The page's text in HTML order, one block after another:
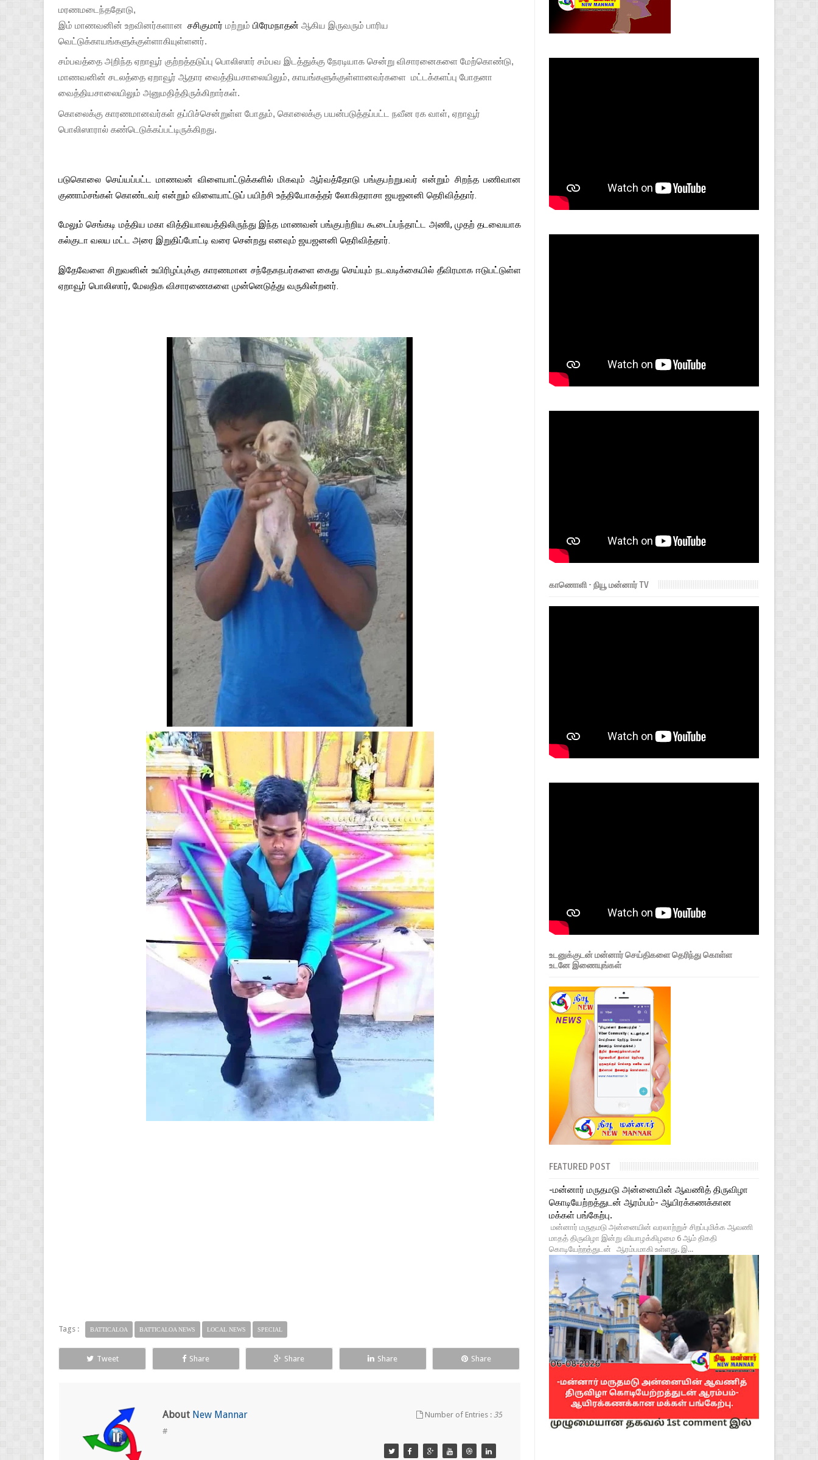
மரணமடைந்ததோடு,
இம் மாணவனின் உறவினர்களான சசிகுமார் மற்றும் பிரேமநாதன் ஆகிய இருவரும் பாரிய
வெட்டுக்காயங்களுக்குள்ளாகியுள்ளனர்.
சம்பவத்தை அறிந்த ஏறாவூர் குற்றத்தடுப்பு பொலிஸார் சம்பவ இடத்துக்கு நேரடியாக சென்று விசாரனைகளை மேற்கொண்டு,
மாணவனின் சடலத்தை ஏறாவூர் ஆதார வைத்தியசாலையிலும், காயங்களுக்குள்ளானவர்களை  மட்டக்களப்பு போதனா
வைத்தியசாலையிலும் அனுமதித்திருக்கிறார்கள்.
கொலைக்கு காரணமானவர்கள் தப்பிச்சென்றுள்ள போதும், கொலைக்கு பயன்படுத்தப்பட்ட நவீன ரக வாள், ஏறாவூர்
பொலிஸாரால் கண்டெடுக்கப்பட்டிருக்கிறது.
படுகொலை செய்யப்பட்ட மாணவன் விளையாட்டுக்களில் மிகவும் ஆர்வத்தோடு பங்குபற்றுபவர் என்றும் சிறந்த பணிவான
குணாம்சங்கள் கொண்டவர் என்றும் விளையாட்டுப் பயிற்சி உத்தியோகத்தர் லோகிதராசா ஜயஜனனி தெரிவித்தார்.
மேலும் செங்கடி மத்திய மகா வித்தியாலயத்திலிருந்து இந்த மாணவன் பங்குபற்றிய கூடைப்பந்தாட்ட அணி, முதற் தடவையாக
கல்குடா வலய மட்ட அரை இறுதிப்போட்டி வரை சென்றது எனவும் ஜயஜனனி தெரிவித்தார்.
இதேவேளை சிறுவனின் உயிரிழப்புக்கு காரணமான சந்தேகநபர்களை கைது செய்யும் நடவடிக்கையில் தீவிரமாக ஈடுபட்டுள்ள
ஏறாவூர் பொலிஸார், மேலதிக விசாரணைகளை முன்னெடுத்து வருகின்றனர்.
Tags : BATTICALOA BATTICALOA NEWS LOCAL NEWS SPECIAL
Tweet Share Share Share Share
About New Mannar Number of Entries : 35
#
காணொளி - நியூ மன்னார் TV
உடனுக்குடன் மன்னார் செய்திகளை தெரிந்து கொள்ள
உடனே இணையுங்கள்
FEATURED POST
-மன்னார் மருதமடு அன்னையின் ஆவணித் திருவிழா
கொடியேற்றத்துடன் ஆரம்பம்- ஆயிரக்கணக்கான
மக்கள் பங்கேற்பு.
மன்னார் மருதமடு அன்னையின் வரலாற்றுச் சிறப்புமிக்க ஆவணி
மாதத் திருவிழா இன்று வியாழக்கிழமை 6 ஆம் திகதி
கொடியேற்றத்துடன் ஆரம்பமாகி உள்ளது. இ...